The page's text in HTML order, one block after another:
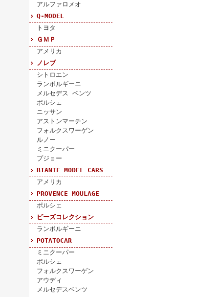
アルファロメオ
Q-MODEL
トヨタ
ＧＭＰ
アメリカ
ノレブ
シトロエン
ランボルギーニ
メルセデス ベンツ
ポルシェ
ニッサン
アストンマーチン
フォルクスワーゲン
ルノー
ミニクーパー
プジョー
BIANTE MODEL CARS
アメリカ
PROVENCE MOULAGE
ポルシェ
ビーズコレクション
ランボルギーニ
POTATOCAR
ミニクーパー
ポルシェ
フォルクスワーゲン
アウディ
メルセデスベンツ